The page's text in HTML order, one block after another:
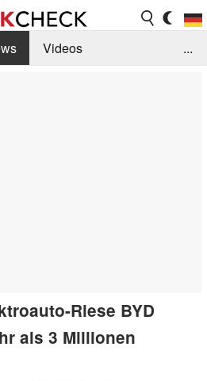
Videos
...
Riese BYD
als 3 Millionen